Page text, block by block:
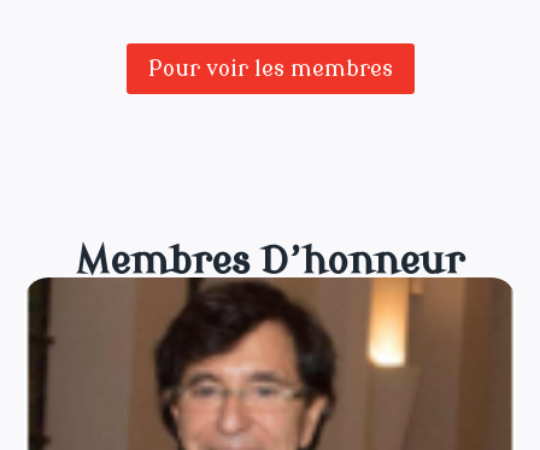
Pour voir les membres
Membres D’honneur